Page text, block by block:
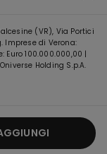
(VR), Via Portici
Imprese di Verona:
Euro 100.000.000,00 |
Holding S.p.A.